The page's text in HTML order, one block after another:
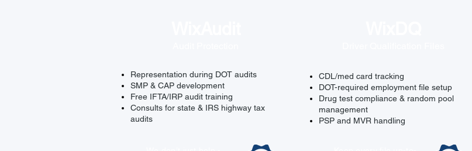
Representation during DOT audits
SMP & CAP development
Free IFTA/IRP audit training
Consults for state & IRS highway tax
audits
CDL/med card tracking
DOT-required employment file setup
Drug test compliance & random pool
management
PSP and MVR handling